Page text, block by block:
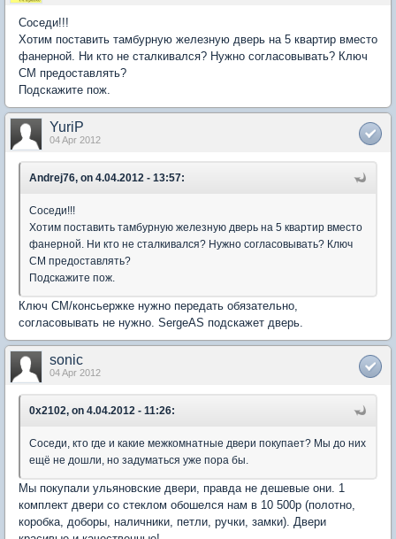
Соседи!!!
Хотим поставить тамбурную железную дверь на 5 квартир вместо
фанерной. Ни кто не сталкивался? Нужно согласовывать? Ключ
СМ предоставлять?
Подскажите пож.
YuriP
04 Apr 2012
Andrej76, on 4.04.2012 - 13:57:
Соседи!!!
Хотим поставить тамбурную железную дверь на 5 квартир вместо
фанерной. Ни кто не сталкивался? Нужно согласовывать? Ключ
СМ предоставлять?
Подскажите пож.
Ключ СМ/консьержке нужно передать обязательно,
согласовывать не нужно. SergeAS подскажет дверь.
sonic
04 Apr 2012
0x2102, on 4.04.2012 - 11:26:
Соседи, кто где и какие межкомнатные двери покупает? Мы до них
ещё не дошли, но задуматься уже пора бы.
Мы покупали ульяновские двери, правда не дешевые они. 1
комплект двери со стеклом обошелся нам в 10 500р (полотно,
коробка, доборы, наличники, петли, ручки, замки). Двери